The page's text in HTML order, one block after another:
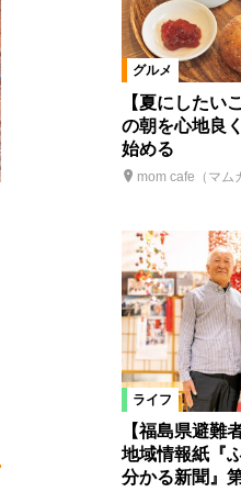
グルメ
【夏にしたい
の朝を心地良
始める
mom cafe（マム
ライフ
【福島県避難
地域情報紙『
分かる新聞』